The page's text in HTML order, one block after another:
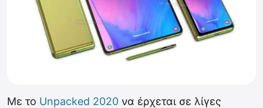
Με το Unpacked 2020 να έρχεται σε λίγες